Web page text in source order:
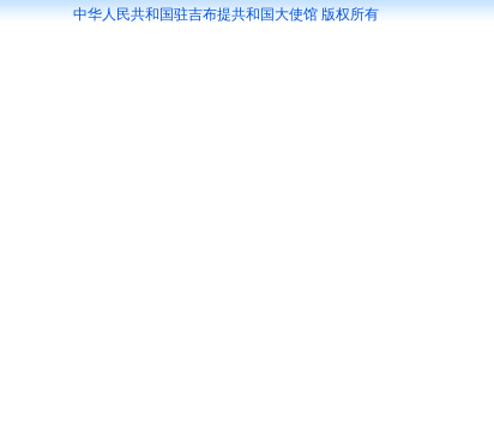
中华人民共和国驻吉布提共和国大使馆 版权所有